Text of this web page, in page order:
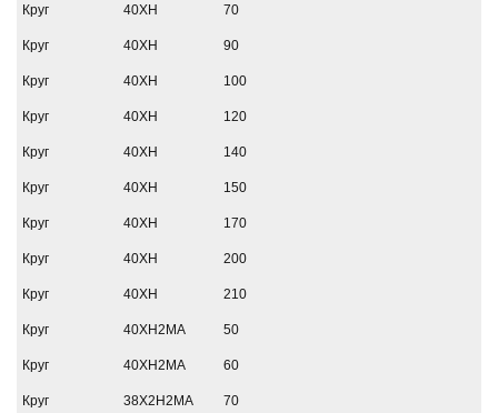
Круг 40ХН 70
Круг 40ХН 90
Круг 40ХН 100
Круг 40ХН 120
Круг 40ХН 140
Круг 40ХН 150
Круг 40ХН 170
Круг 40ХН 200
Круг 40ХН 210
Круг 40ХН2МА 50
Круг 40ХН2МА 60
Круг 38Х2Н2МА 70